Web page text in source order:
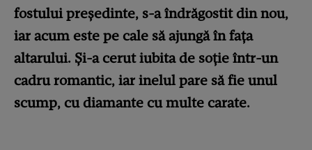
fostului președinte, s-a îndrăgostit din nou,
iar acum este pe cale să ajungă în fața
altarului. Și-a cerut iubita de soție într-un
cadru romantic, iar inelul pare să fie unul
scump, cu diamante cu multe carate.